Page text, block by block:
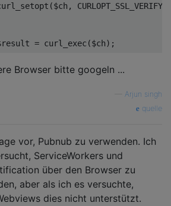
($ch ,
= curl_exec ($ch);
Browser bitte googeln ...
Arjun singh
quelle
vor, Pubnub zu verwenden. Ich
ServiceWorkers und
über den Browser zu
aber als ich es versuchte,
dies nicht unterstützt.